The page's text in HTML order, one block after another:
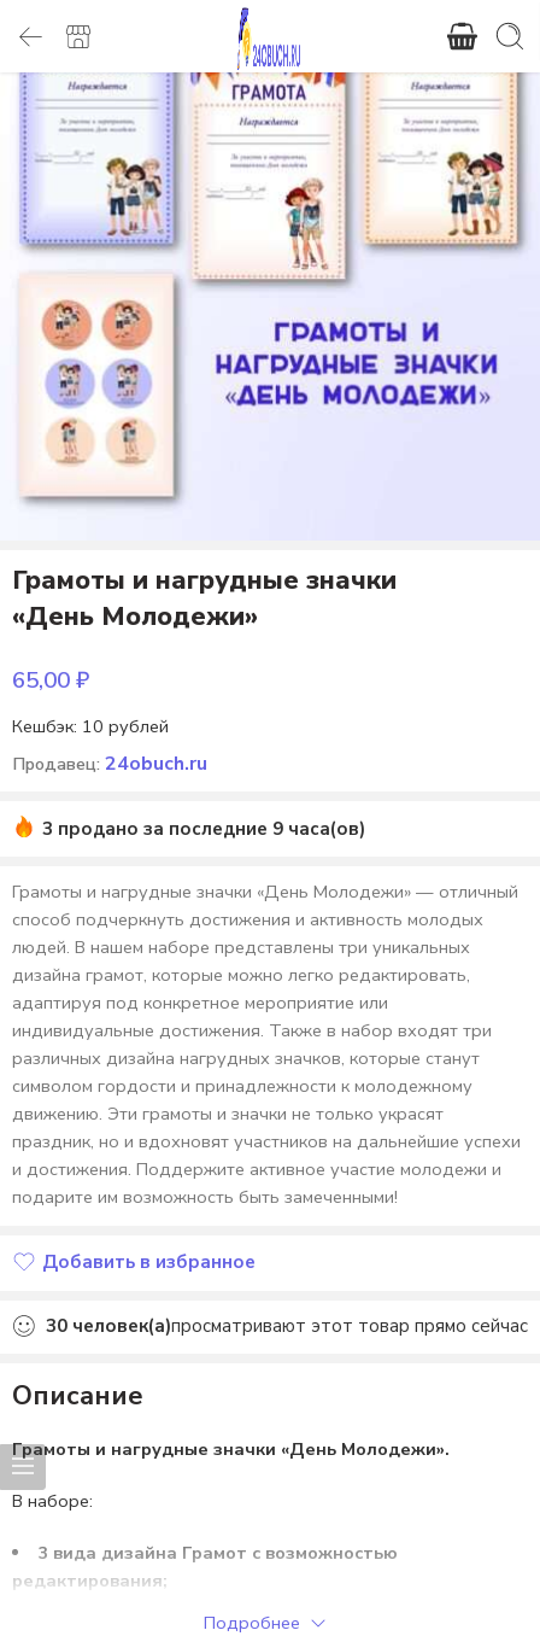
Грамоты и нагрудные значки
«День Молодежи»
65,00₽
Кешбэк: 10 рублей
Продавец: 24obuch.ru
3 продано за последние 9 часа(ов)
Грамоты и нагрудные значки «День Молодежи» — отличный
способ подчеркнуть достижения и активность молодых
людей. В нашем наборе представлены три уникальных
дизайна грамот, которые можно легко редактировать,
адаптируя под конкретное мероприятие или
индивидуальные достижения. Также в набор входят три
различных дизайна нагрудных значков, которые станут
символом гордости и принадлежности к молодежному
движению. Эти грамоты и значки не только украсят
праздник, но и вдохновят участников на дальнейшие успехи
и достижения. Поддержите активное участие молодежи и
подарите им возможность быть замеченными!
Добавить в избранное
30 человек(а)просматривают этот товар прямо сейчас
Описание
Грамоты и нагрудные значки «День Молодежи».
В наборе:
3 вида дизайна Грамот с возможностью
редактирования;
Подробнее